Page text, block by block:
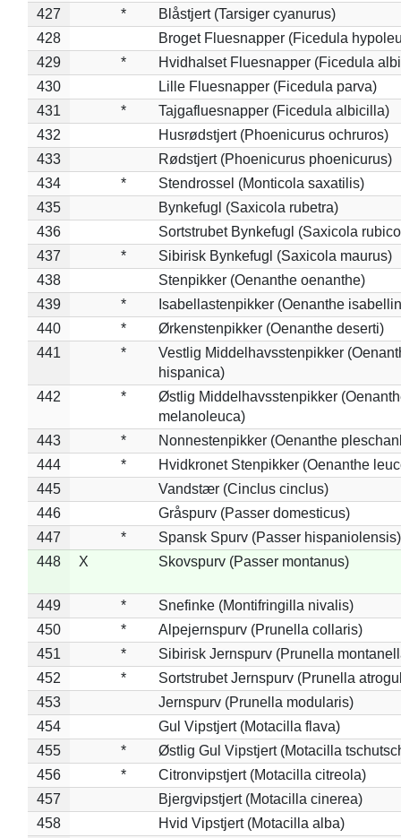
427
*
Blåstjert (Tarsiger cyanurus)
428
Broget Fluesnapper (Ficedula
429
*
Hvidhalset Fluesnapper (Ficedula
430
Lille Fluesnapper (Ficedula parva)
431
*
Tajgafluesnapper (Ficedula albicilla)
432
Husrødstjert (Phoenicurus ochruros)
433
Rødstjert (Phoenicurus phoenicurus)
434
*
Stendrossel (Monticola saxatilis)
435
Bynkefugl (Saxicola rubetra)
436
Sortstrubet Bynkefugl (Saxicola
437
*
Sibirisk Bynkefugl (Saxicola maurus)
438
Stenpikker (Oenanthe oenanthe)
439
*
Isabellastenpikker (Oenanthe
440
*
Ørkenstenpikker (Oenanthe deserti)
441
*
Vestlig Middelhavsstenpikker
hispanica)
442
*
Østlig Middelhavsstenpikker
melanoleuca)
443
*
Nonnestenpikker (Oenanthe
444
*
Hvidkronet Stenpikker (Oenanthe
445
Vandstær (Cinclus cinclus)
446
Gråspurv (Passer domesticus)
447
*
Spansk Spurv (Passer hispaniolensis)
448
X Skovspurv (Passer montanus)
449 *
Snefinke (Montifringilla nivalis)
450
*
Alpejernspurv (Prunella collaris)
451
*
Sibirisk Jernspurv (Prunella
452
*
Sortstrubet Jernspurv (Prunella
453
Jernspurv (Prunella modularis)
454
Gul Vipstjert (Motacilla flava)
455
*
Østlig Gul Vipstjert (Motacilla
456
*
Citronvipstjert (Motacilla citreola)
457
Bjergvipstjert (Motacilla cinerea)
458
Hvid Vipstjert (Motacilla alba)